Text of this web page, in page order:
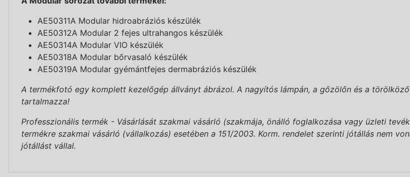
AE50311A Modular hidroabráziós készülék
AE50312A Modular 2 fejes ultrahangos készülék
AE50314A Modular VIO készülék
AE50318A Modular bőrvasaló készülék
AE50319A Modular gyémántfejes dermabráziós készülék
A termékfotó egy komplett kezelőgép állványt ábrázol. A nagyítós lámpán, a gőzölőn és a
tartalmazza!
Professzionális termék - Vásárlását szakmai vásárló (szakmája, önálló foglalkozása vagy üzleti
termékre szakmai vásárló (vállalkozás) esetében a 151/2003. Korm. rendelet szerinti jótállás nem
jótállást vállal.